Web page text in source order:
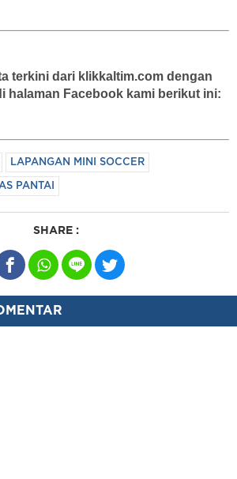
terkini dari klikkaltim.com dengan
halaman Facebook kami berikut ini:
LAPANGAN MINI SOCCER
PANTAI
SHARE :